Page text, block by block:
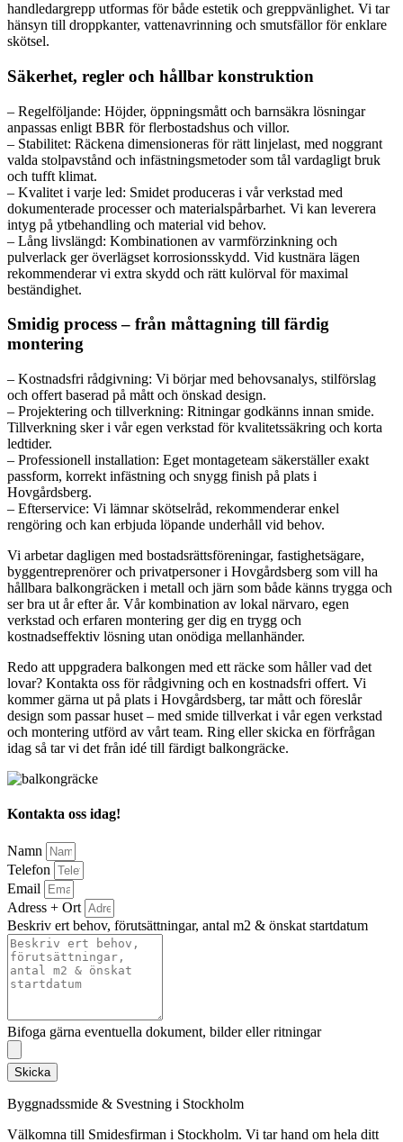
handledargrepp utformas för både estetik och greppvänlighet. Vi tar
hänsyn till droppkanter, vattenavrinning och smutsfällor för enklare
skötsel.
Säkerhet, regler och hållbar konstruktion
– Regelföljande: Höjder, öppningsmått och barnsäkra lösningar
anpassas enligt BBR för flerbostadshus och villor.
– Stabilitet: Räckena dimensioneras för rätt linjelast, med noggrant
valda stolpavstånd och infästningsmetoder som tål vardagligt bruk
och tufft klimat.
– Kvalitet i varje led: Smidet produceras i vår verkstad med
dokumenterade processer och materialspårbarhet. Vi kan leverera
intyg på ytbehandling och material vid behov.
– Lång livslängd: Kombinationen av varmförzinkning och
pulverlack ger överlägset korrosionsskydd. Vid kustnära lägen
rekommenderar vi extra skydd och rätt kulörval för maximal
beständighet.
Smidig process – från måttagning till färdig
montering
– Kostnadsfri rådgivning: Vi börjar med behovsanalys, stilförslag
och offert baserad på mått och önskad design.
– Projektering och tillverkning: Ritningar godkänns innan smide.
Tillverkning sker i vår egen verkstad för kvalitetssäkring och korta
ledtider.
– Professionell installation: Eget montageteam säkerställer exakt
passform, korrekt infästning och snygg finish på plats i
Hovgårdsberg.
– Efterservice: Vi lämnar skötselråd, rekommenderar enkel
rengöring och kan erbjuda löpande underhåll vid behov.
Vi arbetar dagligen med bostadsrättsföreningar, fastighetsägare,
byggentreprenörer och privatpersoner i Hovgårdsberg som vill ha
hållbara balkongräcken i metall och järn som både känns trygga och
ser bra ut år efter år. Vår kombination av lokal närvaro, egen
verkstad och erfaren montering ger dig en trygg och
kostnadseffektiv lösning utan onödiga mellanhänder.
Redo att uppgradera balkongen med ett räcke som håller vad det
lovar? Kontakta oss för rådgivning och en kostnadsfri offert. Vi
kommer gärna ut på plats i Hovgårdsberg, tar mått och föreslår
design som passar huset – med smide tillverkat i vår egen verkstad
och montering utförd av vårt team. Ring eller skicka en förfrågan
idag så tar vi det från idé till färdigt balkongräcke.
Kontakta oss idag!
Namn
Telefon
Email
Adress + Ort
Beskriv ert behov, förutsättningar, antal m2 & önskat startdatum
Bifoga gärna eventuella dokument, bilder eller ritningar
Skicka
Byggnadssmide & Svestning i Stockholm
Välkomna till Smidesfirman i Stockholm. Vi tar hand om hela ditt